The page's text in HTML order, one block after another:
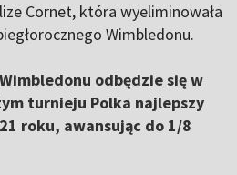
Cornet, która wyeliminowała
Wimbledonu.
odbędzie się w
turnieju Polka najlepszy
roku, awansując do 1/8